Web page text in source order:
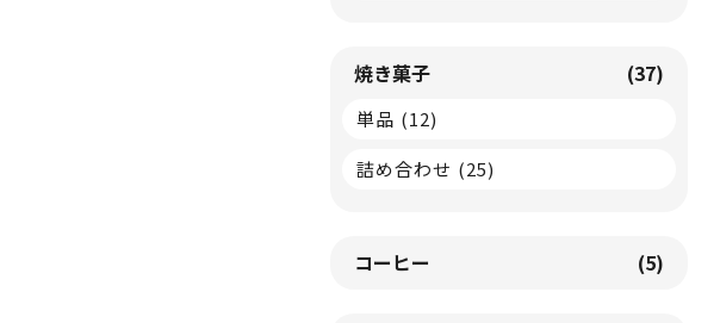
焼き菓子 (37)
単品 (12)
詰め合わせ (25)
コーヒー (5)